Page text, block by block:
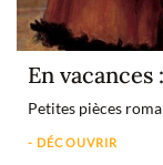
En
Petites pièces
- DÉCOUVRIR